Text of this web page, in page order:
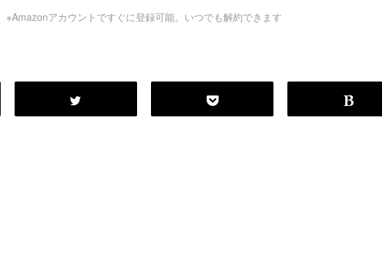
※Amazonアカウントですぐに登録可能。いつでも解約できます